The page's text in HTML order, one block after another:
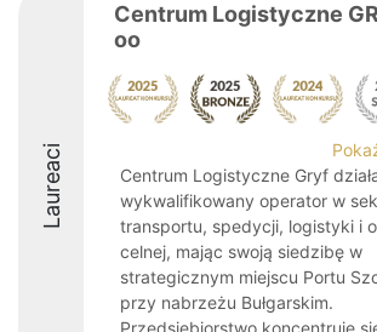
Laureaci
Centrum Logistyczne
oo
Centrum Logistyczne Gryf
wykwalifikowany operator w
transportu, spedycji, logistyki i
celnej, mając swoją siedzibę w
strategicznym miejscu Portu
przy nabrzeżu Bułgarskim.
Przedsiębiorstwo koncentruje